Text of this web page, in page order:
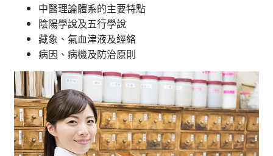
中醫理論體系的主要特點
陰陽學說及五行學說
藏象、氣血津液及經絡
病因、病機及防治原則